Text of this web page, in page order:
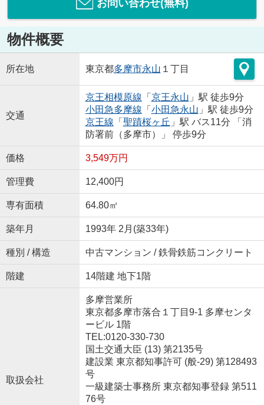
お問い合わせ(無料)
物件概要
所在地 東京都多摩市永山 １丁目
交通
京王相模原線 「 京王永山 」駅 徒歩9分
小田急多摩線 「 小田急永山 」駅 徒歩9分
京王線 「 聖蹟桜ヶ丘 」駅 バス11分 「消
防署前（多摩市）」 停歩9分
価格 3,549万円
管理費 12,400円
専有面積 64.80㎡
築年月 1993年 2月(築33年)
種別 / 構造 中古マンション / 鉄骨鉄筋コンクリート
階建 14階建 地下1階
取扱会社
多摩営業所
東京都多摩市落合１丁目9-1 多摩センタ
ービル 1階
TEL:0120-330-730
国土交通大臣 (13) 第2135号
建設業 東京都知事許可 (般-29) 第128493
号
一級建築士事務所 東京都知事登録 第511
76号